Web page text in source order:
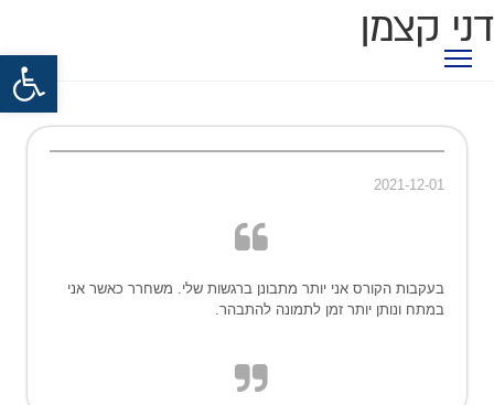
פתח סרגל נגישות
דני קצמן
2021-12-01
בעקבות הקורס אני יותר מתבונן ברגשות שלי. משחרר כאשר אני
במתח ונותן יותר זמן לתמונה להתבהר.